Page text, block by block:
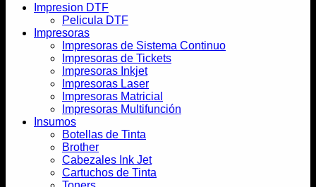
cantidad
Impresion DTF
Pelicula DTF
Impresoras
Impresoras de Sistema Continuo
Impresoras de Tickets
Impresoras Inkjet
Impresoras Laser
Impresoras Matricial
Impresoras Multifunción
Insumos
Botellas de Tinta
Brother
Cabezales Ink Jet
Cartuchos de Tinta